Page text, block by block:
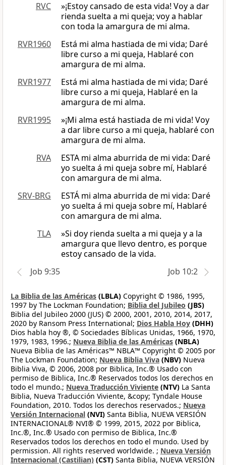
RVC
»¡Estoy cansado de esta vida! Voy a dar
rienda suelta a mi queja; voy a hablar
con toda la amargura de mi alma.
RVR1960
Está mi alma hastiada de mi vida; Daré
libre curso a mi queja, Hablaré con
amargura de mi alma.
RVR1977
Está mi alma hastiada de mi vida; Daré
libre curso a mi queja, Hablaré en la
amargura de mi alma.
RVR1995
»¡Mi alma está hastiada de mi vida! Voy
a dar libre curso a mi queja, hablaré con
amargura de mi alma.
RVA
ESTA mi alma aburrida de mi vida: Daré
yo suelta á mi queja sobre mí, Hablaré
con amargura de mi alma.
SRV-BRG
ESTÁ mi alma aburrida de mi vida: Daré
yo suelta á mi queja sobre mí, Hablaré
con amargura de mi alma.
TLA
»Si doy rienda suelta a mi queja y a la
amargura que llevo dentro, es porque
estoy cansado de la vida.
Job 9:35
Job 10:2
La Biblia de las Américas (LBLA) Copyright © 1986, 1995,
1997 by The Lockman Foundation; Biblia del Jubileo (JBS)
Biblia del Jubileo 2000 (JUS) © 2000, 2001, 2010, 2014, 2017,
2020 by Ransom Press International; Dios Habla Hoy (DHH)
Dios habla hoy ®, © Sociedades Bíblicas Unidas, 1966, 1970,
1979, 1983, 1996.; Nueva Biblia de las Américas (NBLA)
Nueva Biblia de las Américas™ NBLA™ Copyright © 2005 por
The Lockman Foundation; Nueva Biblia Viva (NBV) Nueva
Biblia Viva, © 2006, 2008 por Biblica, Inc.® Usado con
permiso de Biblica, Inc.® Reservados todos los derechos en
todo el mundo.; Nueva Traducción Viviente (NTV) La Santa
Biblia, Nueva Traducción Viviente, &copy; Tyndale House
Foundation, 2010. Todos los derechos reservados.; Nueva
Versión Internacional (NVI) Santa Biblia, NUEVA VERSIÓN
INTERNACIONAL® NVI® © 1999, 2015, 2022 por Biblica,
Inc.®, Inc.® Usado con permiso de Biblica, Inc.®
Reservados todos los derechos en todo el mundo. Used by
permission. All rights reserved worldwide. ; Nueva Versión
Internacional (Castilian) (CST) Santa Biblia, NUEVA VERSIÓN